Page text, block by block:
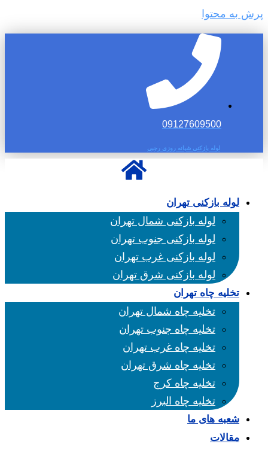
پرش به محتوا
09127609500
لوله بازکنی شبانه روزی رجبی
لوله بازکنی تهران
لوله بازکنی شمال تهران
لوله بازکنی جنوب تهران
لوله بازکنی غرب تهران
لوله بازکنی شرق تهران
تخلیه چاه تهران
تخلیه چاه شمال تهران
تخلیه چاه جنوب تهران
تخلیه چاه غرب تهران
تخلیه چاه شرق تهران
تخلیه چاه کرج
تخلیه چاه البرز
شعبه های ما
مقالات